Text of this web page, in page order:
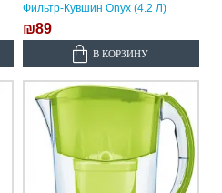
Фильтр-Кувшин Onyx (4.2 Л)
₪89
В КОРЗИНУ